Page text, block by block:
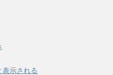
示される